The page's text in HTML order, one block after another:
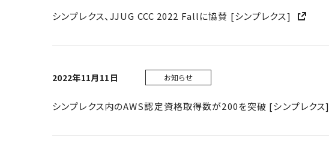
シンプレクス、JJUG CCC 2022 Fallに協賛 [シンプレクス]
2022年11月11日 お知らせ
シンプレクス内のAWS認定資格取得数が200を突破 [シンプレクス]